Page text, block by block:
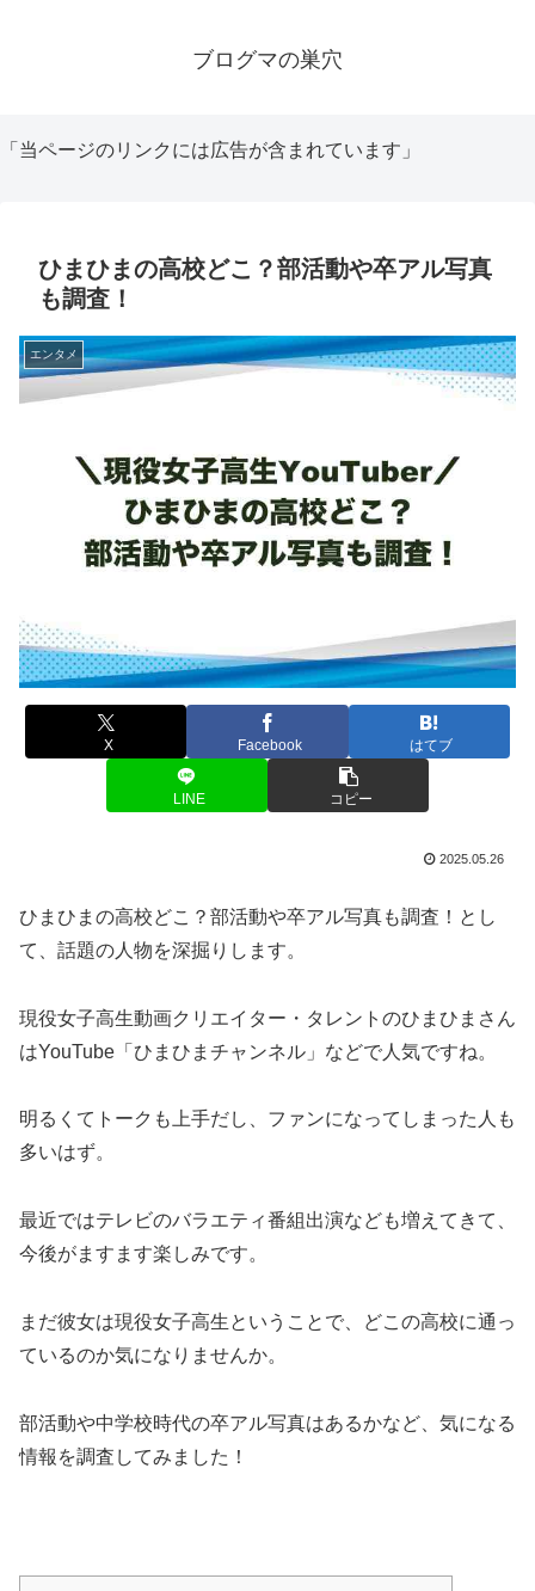
ブログマの巣穴
「当ページのリンクには広告が含まれています」
ひまひまの高校どこ？部活動や卒アル写真
も調査！
エンタメ
X Facebook はてブ
LINE コピー
2025.05.26
ひまひまの高校どこ？部活動や卒アル写真も調査！とし
て、話題の人物を深掘りします。
現役女子高生動画クリエイター・タレントのひまひまさん
はYouTube「ひまひまチャンネル」などで人気ですね。
明るくてトークも上手だし、ファンになってしまった人も
多いはず。
最近ではテレビのバラエティ番組出演なども増えてきて、
今後がますます楽しみです。
まだ彼女は現役女子高生ということで、どこの高校に通っ
ているのか気になりませんか。
部活動や中学校時代の卒アル写真はあるかなど、気になる
情報を調査してみました！